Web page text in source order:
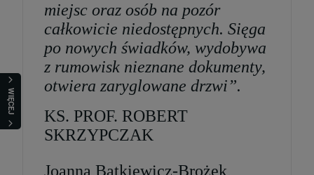
WIĘCEJ
miejsc oraz osób na pozór
całkowicie niedostępnych. Sięga
po nowych świadków, wydobywa
z rumowisk nieznane dokumenty,
otwiera zaryglowane drzwi”.
KS. PROF. ROBERT
SKRZYPCZAK
Joanna Bątkiewicz-Brożek,